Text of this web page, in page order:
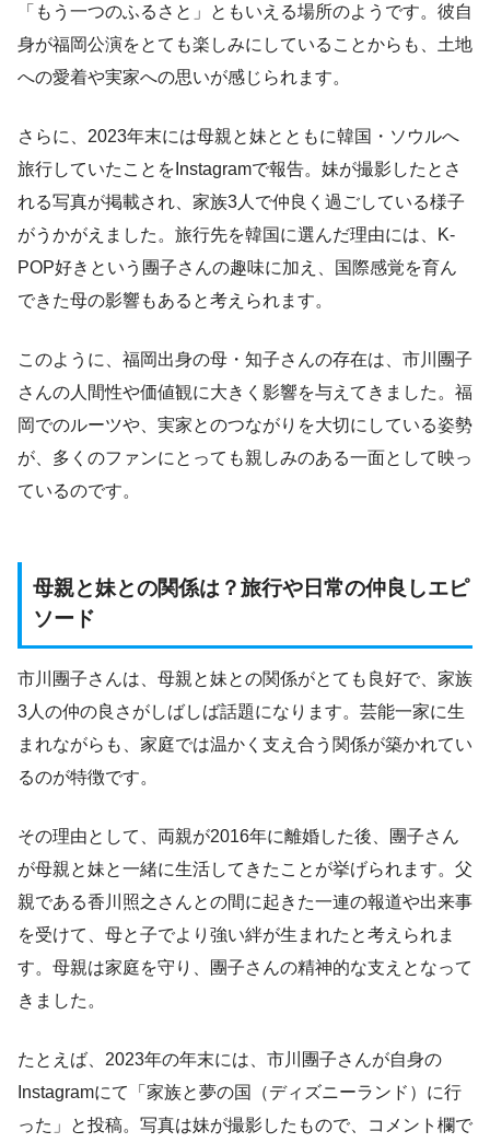
「もう一つのふるさと」ともいえる場所のようです。彼自
身が福岡公演をとても楽しみにしていることからも、土地
への愛着や実家への思いが感じられます。
さらに、2023年末には母親と妹とともに韓国・ソウルへ
旅行していたことをInstagramで報告。妹が撮影したとさ
れる写真が掲載され、家族3人で仲良く過ごしている様子
がうかがえました。旅行先を韓国に選んだ理由には、K-
POP好きという團子さんの趣味に加え、国際感覚を育ん
できた母の影響もあると考えられます。
このように、福岡出身の母・知子さんの存在は、市川團子
さんの人間性や価値観に大きく影響を与えてきました。福
岡でのルーツや、実家とのつながりを大切にしている姿勢
が、多くのファンにとっても親しみのある一面として映っ
ているのです。
母親と妹との関係は？旅行や日常の仲良しエピ
ソード
市川團子さんは、母親と妹との関係がとても良好で、家族
3人の仲の良さがしばしば話題になります。芸能一家に生
まれながらも、家庭では温かく支え合う関係が築かれてい
るのが特徴です。
その理由として、両親が2016年に離婚した後、團子さん
が母親と妹と一緒に生活してきたことが挙げられます。父
親である香川照之さんとの間に起きた一連の報道や出来事
を受けて、母と子でより強い絆が生まれたと考えられま
す。母親は家庭を守り、團子さんの精神的な支えとなって
きました。
たとえば、2023年の年末には、市川團子さんが自身の
Instagramにて「家族と夢の国（ディズニーランド）に行
った」と投稿。写真は妹が撮影したもので、コメント欄で